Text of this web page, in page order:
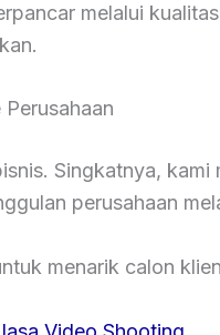
melalui
Singkatnya, kami
perusahaan
menarik calon